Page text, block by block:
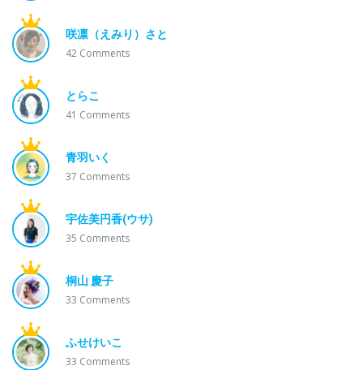
咲凛（えみり）さと
42 Comments
とらこ
41 Comments
青羽いく
37 Comments
宇佐美円香(ウサ)
35 Comments
桐山 慶子
33 Comments
ふせけいこ
33 Comments